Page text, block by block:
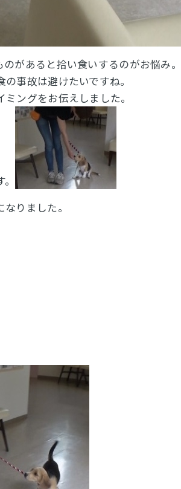
があると拾い食いするのがお悩み。
事故は避けたいですね。
ングをお伝えしました。
りました。